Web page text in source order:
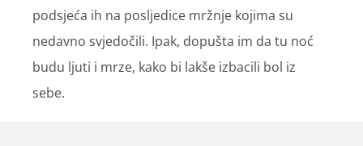
podsjeća ih na posljedice mržnje kojima su
nedavno svjedočili. Ipak, dopušta im da tu noć
budu ljuti i mrze, kako bi lakše izbacili bol iz
sebe.